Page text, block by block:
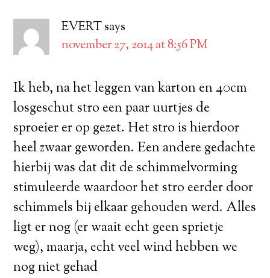
EVERTsays
november 27, 2014 at 8:56 PM
Ik heb, na het leggen van karton en 40cm
losgeschut stro een paar uurtjes de
sproeier er op gezet. Het stro is hierdoor
heel zwaar geworden. Een andere gedachte
hierbij was dat dit de schimmelvorming
stimuleerde waardoor het stro eerder door
schimmels bij elkaar gehouden werd. Alles
ligt er nog (er waait echt geen sprietje
weg), maarja, echt veel wind hebben we
nog niet gehad